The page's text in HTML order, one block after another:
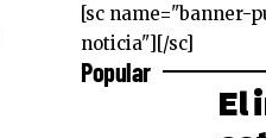
[sc name="banner-
noticia"][/sc]
Popular
El